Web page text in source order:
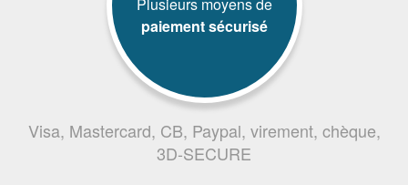
paiement sécurisé
Visa, Mastercard, CB, Paypal, virement, chèque,
3D-SECURE